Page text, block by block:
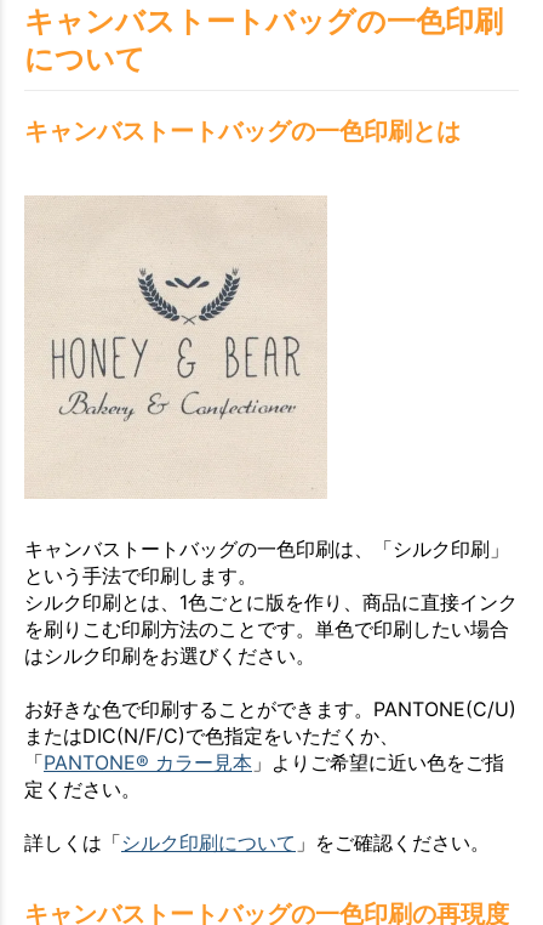
キャンバストートバッグの一色印刷
について
キャンバストートバッグの一色印刷とは
キャンバストートバッグの一色印刷は、「シルク印刷」
という手法で印刷します。
シルク印刷とは、1色ごとに版を作り、商品に直接インク
を刷りこむ印刷方法のことです。単色で印刷したい場合
はシルク印刷をお選びください。
お好きな色で印刷することができます。PANTONE(C/U)
またはDIC(N/F/C)で色指定をいただくか、
「PANTONE® カラー見本 」よりご希望に近い色をご指
定ください。
詳しくは「シルク印刷について 」をご確認ください。
キャンバストートバッグの一色印刷の再現度